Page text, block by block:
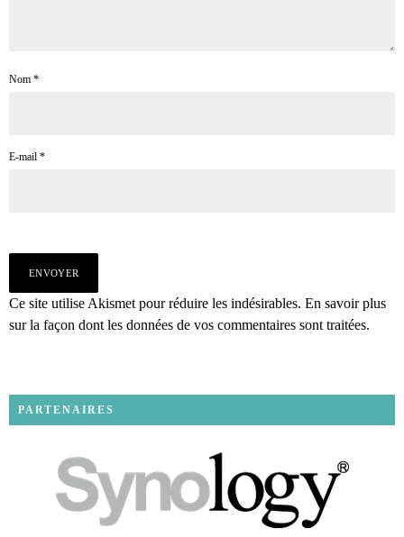
Nom *
E-mail *
Ce site utilise Akismet pour réduire les indésirables. En savoir plus
sur la façon dont les données de vos commentaires sont traitées.
PARTENAIRES